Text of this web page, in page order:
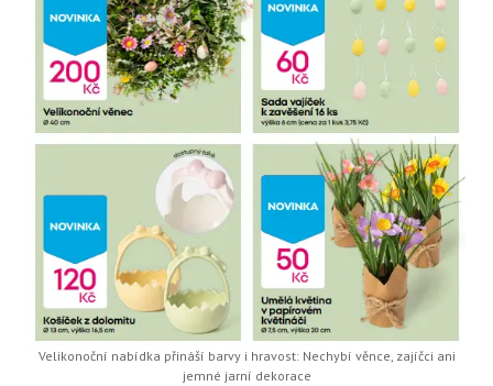
Velikonoční nabídka přináší barvy i hravost: Nechybí věnce, zajíčci ani
jemné jarní dekorace